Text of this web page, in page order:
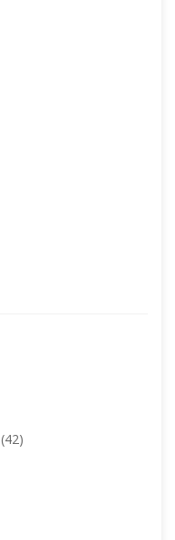
(42)